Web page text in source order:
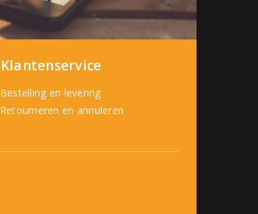
Klantenservice
Bestelling en levering
Retourneren en annuleren